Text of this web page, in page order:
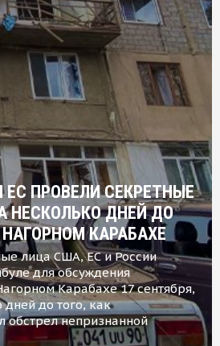
ПРОВЕЛИ СЕКРЕТНЫЕ
НЕСКОЛЬКО ДНЕЙ ДО
КАРАБАХЕ
лица США, ЕС и России
для обсуждения
Карабахе 17 сентября,
дней до того, как
обстрел непризнанной